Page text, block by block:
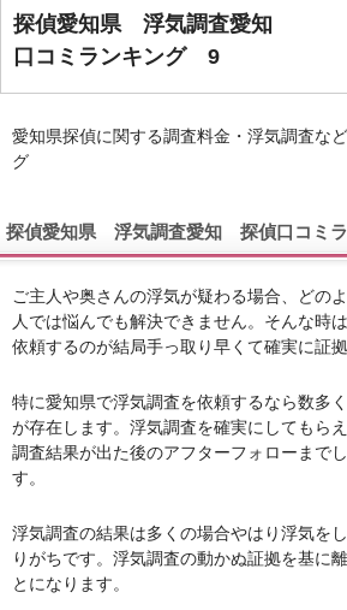
探偵愛知県
浮気調査愛知
口コミランキング 9
愛知県探偵に関する調査料金・浮気調査な
グ
探偵愛知県 浮気調査愛知 探偵口コミ
ご主人や奥さんの浮気が疑わる場合、どの
人では悩んでも解決できません。そんな時
依頼するのが結局手っ取り早くて確実に証
特に愛知県で浮気調査を依頼するなら数多
が存在します。浮気調査を確実にしてもら
調査結果が出た後のアフターフォローまで
す。
浮気調査の結果は多くの場合やはり浮気を
りがちです。浮気調査の動かぬ証拠を基に
とになります。